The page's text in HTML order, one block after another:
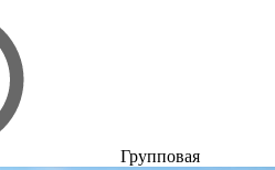
Групповая